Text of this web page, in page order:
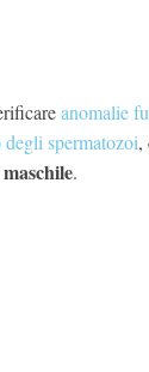
anomalie
spermatozoi,
.